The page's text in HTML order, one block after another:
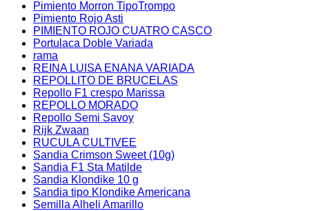
Pimiento Morron TipoTrompo
Pimiento Rojo Asti
PIMIENTO ROJO CUATRO CASCO
Portulaca Doble Variada
rama
REINA LUISA ENANA VARIADA
REPOLLITO DE BRUCELAS
Repollo F1 crespo Marissa
REPOLLO MORADO
Repollo Semi Savoy
Rijk Zwaan
RUCULA CULTIVEE
Sandia Crimson Sweet (10g)
Sandia F1 Sta Matilde
Sandia Klondike 10 g
Sandia tipo Klondike Americana
Semilla Alheli Amarillo